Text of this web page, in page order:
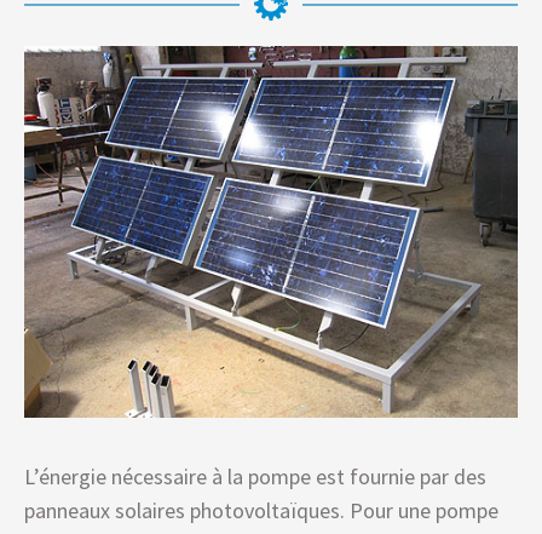
L’énergie nécessaire à la pompe est fournie par des
panneaux solaires photovoltaïques. Pour une pompe